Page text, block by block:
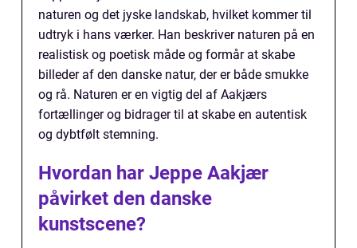
naturen og det jyske landskab, hvilket kommer til
udtryk i hans værker. Han beskriver naturen på en
realistisk og poetisk måde og formår at skabe
billeder af den danske natur, der er både smukke
og rå. Naturen er en vigtig del af Aakjærs
fortællinger og bidrager til at skabe en autentisk
og dybtfølt stemning.
Hvordan har Jeppe Aakjær
påvirket den danske
kunstscene?